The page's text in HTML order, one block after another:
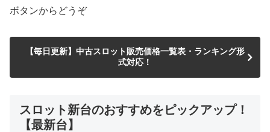
ボタンからどうぞ
【毎日更新】中古スロット販売価格一覧表・ランキング形
式対応！
スロット新台のおすすめをピックアップ！
【最新台】